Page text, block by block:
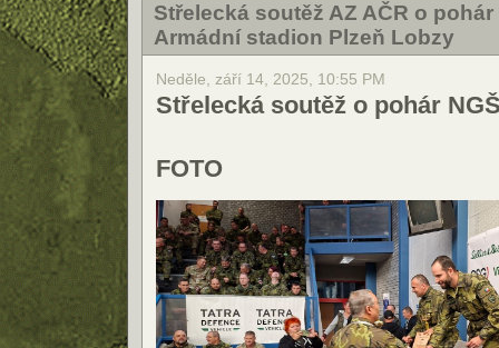
Střelecká soutěž AZ AČR o pohár
Armádní stadion Plzeň Lobzy
Neděle, září 14, 2025, 10:55 PM
Střelecká soutěž o pohár
FOTO